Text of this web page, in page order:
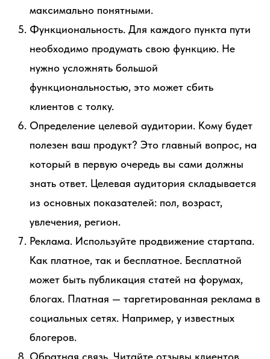
максимально понятными.
Функциональность. Для каждого пункта пути
необходимо продумать свою функцию. Не
нужно усложнять большой
функциональностью, это может сбить
клиентов с толку.
Определение целевой аудитории. Кому будет
полезен ваш продукт? Это главный вопрос, на
который в первую очередь вы сами должны
знать ответ. Целевая аудитория складывается
из основных показателей: пол, возраст,
увлечения, регион.
Реклама. Используйте продвижение стартапа.
Как платное, так и бесплатное. Бесплатной
может быть публикация статей на форумах,
блогах. Платная — таргетированная реклама в
социальных сетях. Например, у известных
блогеров.
Обратная связь. Читайте отзывы клиентов.